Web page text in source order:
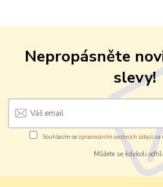
Nepropásněte
slevy!
Souhlasím se zpracováním osobních údajůza
Můžete se kdykoli